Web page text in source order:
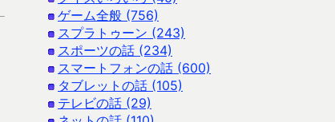
ゲーム全般 (756)
スプラトゥーン (243)
スポーツの話 (234)
スマートフォンの話 (600)
タブレットの話 (105)
テレビの話 (29)